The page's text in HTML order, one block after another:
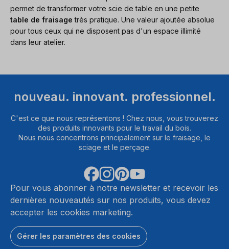
permet de transformer votre scie de table en une petite
table de fraisage très pratique. Une valeur ajoutée absolue
pour tous ceux qui ne disposent pas d'un espace illimité
dans leur atelier.
nouveau. innovant. professionnel.
C'est ce que nous représentons ! Chez nous, vous trouverez
des produits innovants pour le travail du bois.
Nous nous concentrons principalement sur le fraisage, le
sciage et le perçage.
Pour vous abonner à notre newsletter et recevoir les
dernières nouveautés sur nos produits, vous devez
accepter les cookies marketing.
Gérer les paramètres des cookies